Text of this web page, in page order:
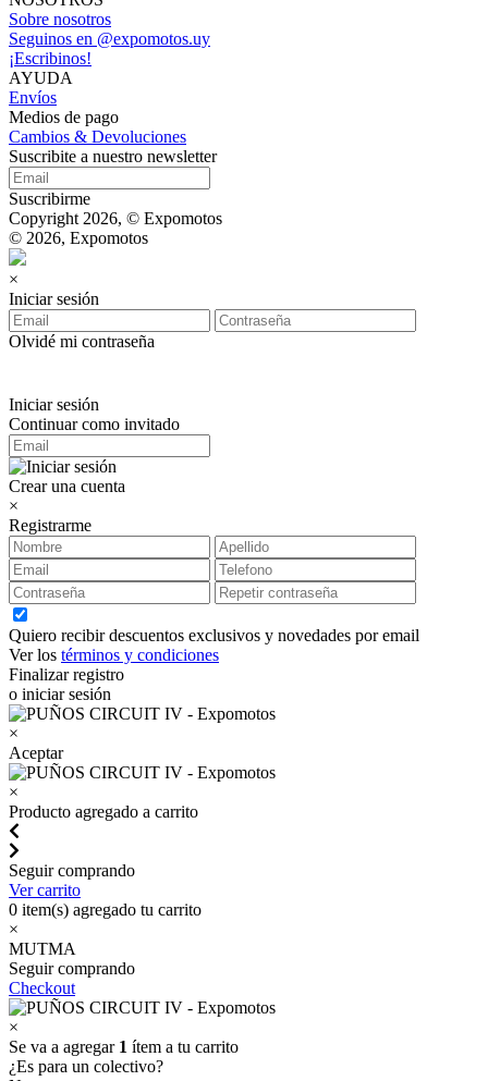
Sobre nosotros
Seguinos en @expomotos.uy
¡Escribinos!
AYUDA
Envíos
Medios de pago
Cambios & Devoluciones
Suscribite a nuestro newsletter
Suscribirme
Copyright 2026, © Expomotos
© 2026, Expomotos
×
Iniciar sesión
Olvidé mi contraseña
Iniciar sesión
Continuar como invitado
Crear una cuenta
×
Registrarme
Quiero recibir descuentos exclusivos y novedades por email
Ver los términos y condiciones
Finalizar registro
o iniciar sesión
×
Aceptar
×
Producto agregado a carrito
Seguir comprando
Ver carrito
0 item(s) agregado tu carrito
×
MUTMA
Seguir comprando
Checkout
×
Se va a agregar 1 ítem a tu carrito
¿Es para un colectivo?